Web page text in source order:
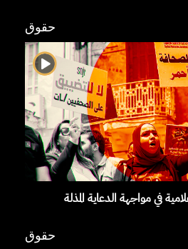
حقوق
في مواجهة الدعاية المذلة
حقوق